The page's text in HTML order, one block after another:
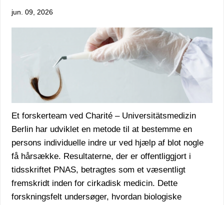
jun. 09, 2026
Et forskerteam ved Charité – Universitätsmedizin
Berlin har udviklet en metode til at bestemme en
persons individuelle indre ur ved hjælp af blot nogle
få hårsække. Resultaterne, der er offentliggjort i
tidsskriftet PNAS, betragtes som et væsentligt
fremskridt inden for cirkadisk medicin. Dette
forskningsfelt undersøger, hvordan biologiske